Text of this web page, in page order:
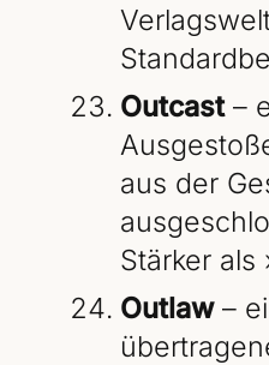
Outcast–
aus der
Stärker als
Outlaw–